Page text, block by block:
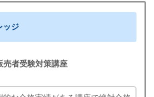
ッジ
売者受験対策講座